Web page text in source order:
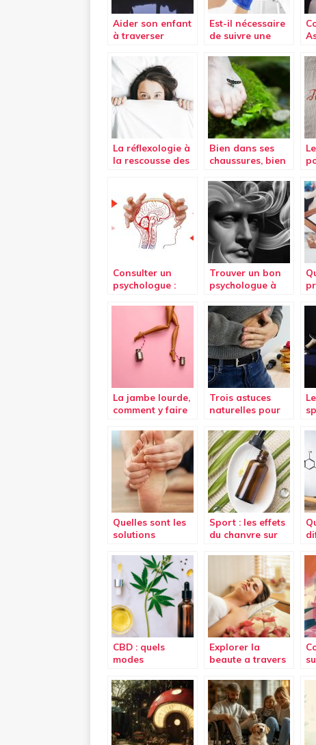
Aider son enfant
à traverser
Est-il nécessaire
de suivre une
pédicure ?
La réflexologie à
la rescousse des
Bien dans ses
chaussures, bien
chasser le stress
Consulter un
psychologue :
Trouver un bon
psychologue à
La jambe lourde,
comment y faire
Trois astuces
naturelles pour
constipation
Quelles sont les
solutions
réduire la
douleur aux
pieds ?
Sport : les effets
du chanvre sur
CBD : quels
modes
?
Explorer la
beaute a travers
l’importance du
blog